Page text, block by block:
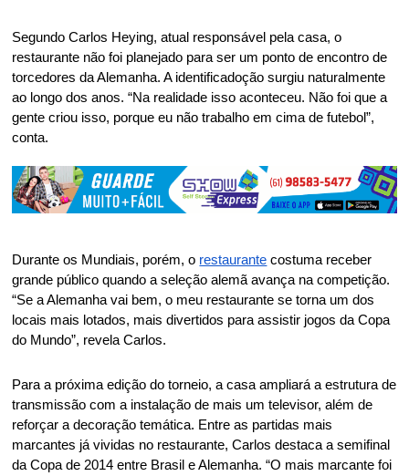
Segundo Carlos Heying, atual responsável pela casa, o
restaurante não foi planejado para ser um ponto de encontro de
torcedores da Alemanha. A identificadoção surgiu naturalmente
ao longo dos anos. “Na realidade isso aconteceu. Não foi que a
gente criou isso, porque eu não trabalho em cima de futebol”,
conta.
Durante os Mundiais, porém, o restaurante costuma receber
grande público quando a seleção alemã avança na competição.
“Se a Alemanha vai bem, o meu restaurante se torna um dos
locais mais lotados, mais divertidos para assistir jogos da Copa
do Mundo”, revela Carlos.
Para a próxima edição do torneio, a casa ampliará a estrutura de
transmissão com a instalação de mais um televisor, além de
reforçar a decoração temática. Entre as partidas mais
marcantes já vividas no restaurante, Carlos destaca a semifinal
da Copa de 2014 entre Brasil e Alemanha. “O mais marcante foi